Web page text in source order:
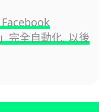
完全自動化, 以後